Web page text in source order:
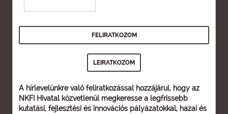
A hírlevelünkre való feliratkozással hozzájárul, hogy az
NKFI Hivatal közvetlenül megkeresse a legfrissebb
kutatási, fejlesztési és innovációs pályázatokkal, hazai és